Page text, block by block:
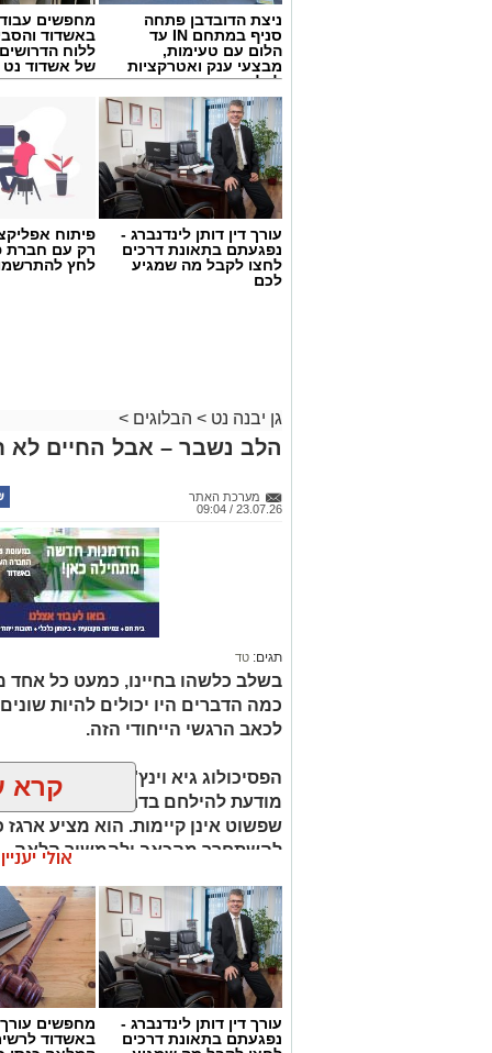
ניצת הדובדבן פתחה
סניף במתחם IN עד
הלום עם טעימות,
מבצעי ענק ואטרקציות
לכל המשפחה
מחפשים
באשדוד
ללוח
של אשדוד נט
עורך דין דותן לינדנברג -
נפגעתם בתאונת דרכים
לחצו לקבל מה שמגיע
לכם
פיתוח
רק עם חברת
לחץ
גן יבנה נט > הבלוגים >
הלב נשבר – אבל החיים לא
מערכת האתר
23.07.26 / 09:04
תגים: טד
בשלב כלשהו בחיינו, כמעט כל אחד
כמה הדברים היו יכולים להיות
לכאב הרגשי הייחודי הזה.
הפסיכולוג גיא וינץ' מסביר כי
מודעת להילחם בדחף הטבעי שלנו
שפשוט אינן קיימות. הוא מציע
להשתחרר מהכאב ולהמשיך הלאה.
הלב שלנו אולי נשבר לפעמים, אבל
קרא
אולי
עורך דין דותן לינדנברג -
נפגעתם בתאונת דרכים
מחפשים עורך
באשדוד